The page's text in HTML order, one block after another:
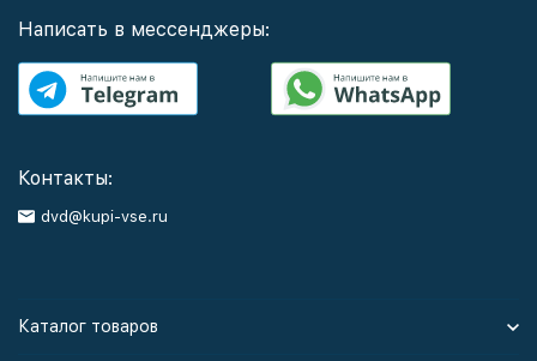
Написать в мессенджеры:
Контакты:
dvd@kupi-vse.ru
Каталог товаров